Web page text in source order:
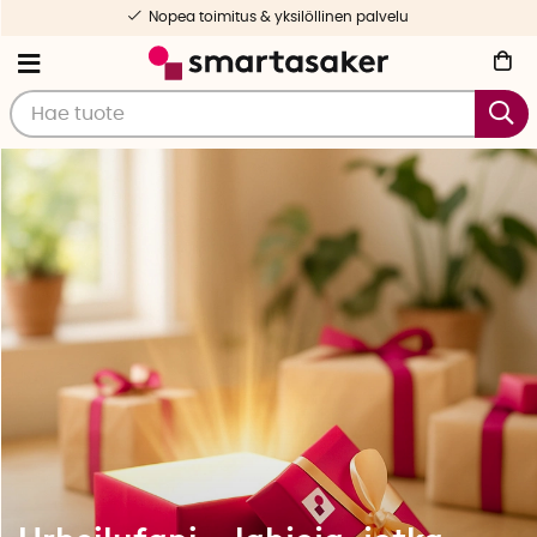
Nopea toimitus & yksilöllinen palvelu